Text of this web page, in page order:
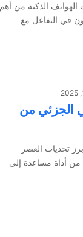
الذكية من أهم
في التفاعل مع
الجزئي من
تحديات العصر
من أداة مساعدة إلى